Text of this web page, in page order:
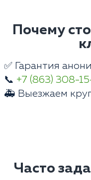
Почему
✅ Гарантия
📞 +7 (863) 308-
🚑 Выезжаем
Часто